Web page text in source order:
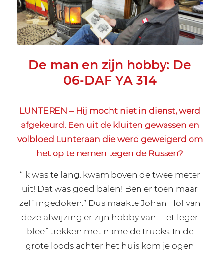
De man en zijn hobby: De
06-DAF YA 314
LUNTEREN – Hij mocht niet in dienst, werd
afgekeurd. Een uit de kluiten gewassen en
volbloed Lunteraan die werd geweigerd om
het op te nemen tegen de Russen?
“Ik was te lang, kwam boven de twee meter
uit! Dat was goed balen! Ben er toen maar
zelf ingedoken.” Dus maakte Johan Hol van
deze afwijzing er zijn hobby van. Het leger
bleef trekken met name de trucks. In de
grote loods achter het huis kom je ogen